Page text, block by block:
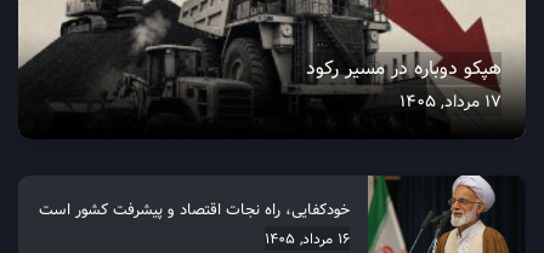
هپکو دوباره در مسیر رکود
17 مرداد, 1405
خودکفایی، راه نجات اقتصاد و پیشرفت کشور است
16 مرداد, 1405